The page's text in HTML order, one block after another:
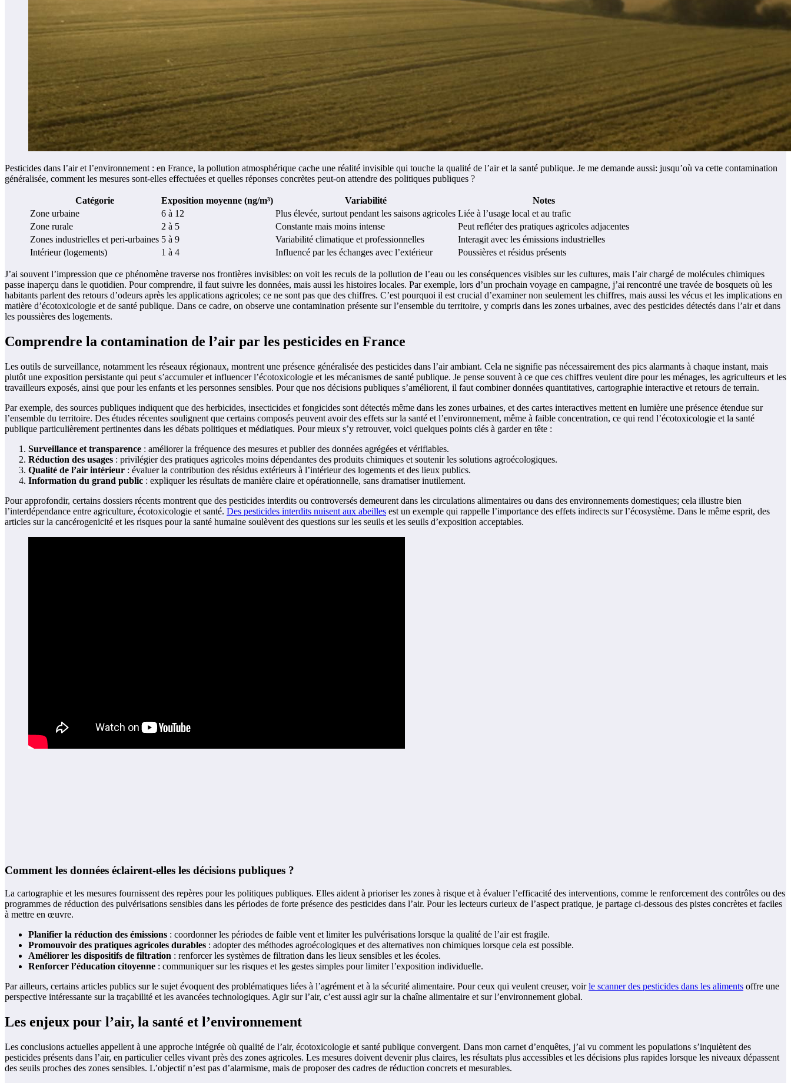
Pesticides dans l’air et l’environnement : en France, la pollution atmosphérique cache une réalité invisible qui touche la qualité de l’air et la santé publique. Je me demande aussi: jusqu’où va cette contamination
généralisée, comment les mesures sont-elles effectuées et quelles réponses concrètes peut-on attendre des politiques publiques ?
Catégorie Exposition moyenne (ng/m³) Variabilité
Notes
Zone urbaine
6 à 12 Plus élevée, surtout pendant les saisons agricoles Liée à l’usage local et au trafic
Zone rurale
2 à 5 Constante mais moins intense
Peut refléter des pratiques agricoles adjacentes
Zones industrielles et peri-urbaines 5 à 9 Variabilité climatique et professionnelles
Interagit avec les émissions industrielles
Intérieur (logements)
1 à 4 Influencé par les échanges avec l’extérieur Poussières et résidus présents
J’ai souvent l’impression que ce phénomène traverse nos frontières invisibles: on voit les reculs de la pollution de l’eau ou les conséquences visibles sur les cultures, mais l’air chargé de molécules chimiques
passe inaperçu dans le quotidien. Pour comprendre, il faut suivre les données, mais aussi les histoires locales. Par exemple, lors d’un prochain voyage en campagne, j’ai rencontré une travée de bosquets où les
habitants parlent des retours d’odeurs après les applications agricoles; ce ne sont pas que des chiffres. C’est pourquoi il est crucial d’examiner non seulement les chiffres, mais aussi les vécus et les implications en
matière d’écotoxicologie et de santé publique. Dans ce cadre, on observe une contamination présente sur l’ensemble du territoire, y compris dans les zones urbaines, avec des pesticides détectés dans l’air et dans
les poussières des logements.
Comprendre la contamination de l’air par les pesticides en France
Les outils de surveillance, notamment les réseaux régionaux, montrent une présence généralisée des pesticides dans l’air ambiant. Cela ne signifie pas nécessairement des pics alarmants à chaque instant, mais
plutôt une exposition persistante qui peut s’accumuler et influencer l’écotoxicologie et les mécanismes de santé publique. Je pense souvent à ce que ces chiffres veulent dire pour les ménages, les agriculteurs et les
travailleurs exposés, ainsi que pour les enfants et les personnes sensibles. Pour que nos décisions publiques s’améliorent, il faut combiner données quantitatives, cartographie interactive et retours de terrain.
Par exemple, des sources publiques indiquent que des herbicides, insecticides et fongicides sont détectés même dans les zones urbaines, et des cartes interactives mettent en lumière une présence étendue sur
l’ensemble du territoire. Des études récentes soulignent que certains composés peuvent avoir des effets sur la santé et l’environnement, même à faible concentration, ce qui rend l’écotoxicologie et la santé
publique particulièrement pertinentes dans les débats politiques et médiatiques. Pour mieux s’y retrouver, voici quelques points clés à garder en tête :
Surveillance et transparence : améliorer la fréquence des mesures et publier des données agrégées et vérifiables.
Réduction des usages : privilégier des pratiques agricoles moins dépendantes des produits chimiques et soutenir les solutions agroécologiques.
Qualité de l’air intérieur : évaluer la contribution des résidus extérieurs à l’intérieur des logements et des lieux publics.
Information du grand public : expliquer les résultats de manière claire et opérationnelle, sans dramatiser inutilement.
Pour approfondir, certains dossiers récents montrent que des pesticides interdits ou controversés demeurent dans les circulations alimentaires ou dans des environnements domestiques; cela illustre bien
l’interdépendance entre agriculture, écotoxicologie et santé. Des pesticides interdits nuisent aux abeilles est un exemple qui rappelle l’importance des effets indirects sur l’écosystème. Dans le même esprit, des
articles sur la cancérogenicité et les risques pour la santé humaine soulèvent des questions sur les seuils et les seuils d’exposition acceptables.
Comment les données éclairent-elles les décisions publiques ?
La cartographie et les mesures fournissent des repères pour les politiques publiques. Elles aident à prioriser les zones à risque et à évaluer l’efficacité des interventions, comme le renforcement des contrôles ou des
programmes de réduction des pulvérisations sensibles dans les périodes de forte présence des pesticides dans l’air. Pour les lecteurs curieux de l’aspect pratique, je partage ci‑dessous des pistes concrètes et faciles
à mettre en œuvre.
Planifier la réduction des émissions : coordonner les périodes de faible vent et limiter les pulvérisations lorsque la qualité de l’air est fragile.
Promouvoir des pratiques agricoles durables : adopter des méthodes agroécologiques et des alternatives non chimiques lorsque cela est possible.
Améliorer les dispositifs de filtration : renforcer les systèmes de filtration dans les lieux sensibles et les écoles.
Renforcer l’éducation citoyenne : communiquer sur les risques et les gestes simples pour limiter l’exposition individuelle.
Par ailleurs, certains articles publics sur le sujet évoquent des problématiques liées à l’agrément et à la sécurité alimentaire. Pour ceux qui veulent creuser, voirle scanner des pesticides dans les aliments offre une
perspective intéressante sur la traçabilité et les avancées technologiques. Agir sur l’air, c’est aussi agir sur la chaîne alimentaire et sur l’environnement global.
Les enjeux pour l’air, la santé et l’environnement
Les conclusions actuelles appellent à une approche intégrée où qualité de l’air, écotoxicologie et santé publique convergent. Dans mon carnet d’enquêtes, j’ai vu comment les populations s’inquiètent des
pesticides présents dans l’air, en particulier celles vivant près des zones agricoles. Les mesures doivent devenir plus claires, les résultats plus accessibles et les décisions plus rapides lorsque les niveaux dépassent
des seuils proches des zones sensibles. L’objectif n’est pas d’alarmisme, mais de proposer des cadres de réduction concrets et mesurables.